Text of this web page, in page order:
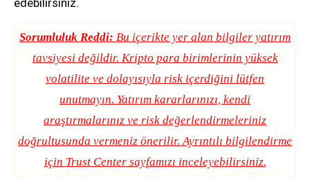
edebilirsiniz.
Sorumluluk Reddi: Bu içerikte yer alan bilgiler yatırım
tavsiyesi değildir. Kripto para birimlerinin yüksek
volatilite ve dolayısıyla risk içerdiğini lütfen
unutmayın. Yatırım kararlarınızı, kendi
araştırmalarınız ve risk değerlendirmeleriniz
doğrultusunda vermeniz önerilir. Ayrıntılı bilgilendirme
için Trust Centersayfamızı inceleyebilirsiniz.